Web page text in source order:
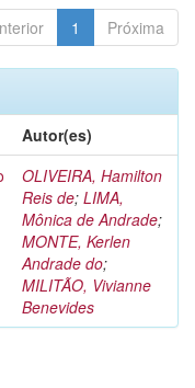
1 Próxima
Autor(es)
OLIVEIRA, Hamilton
Reis de; LIMA,
Mônica de Andrade;
MONTE, Kerlen
Andrade do;
MILITÃO, Vivianne
Benevides